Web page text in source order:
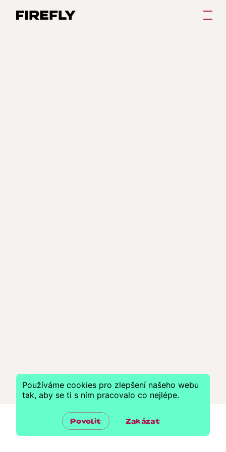
Používáme cookies pro zlepšení našeho webu
tak, aby se ti s ním pracovalo co nejlépe.
Povolit Zakázat